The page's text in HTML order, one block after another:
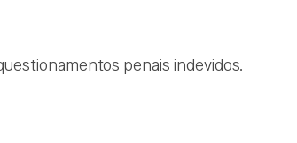
penais indevidos.